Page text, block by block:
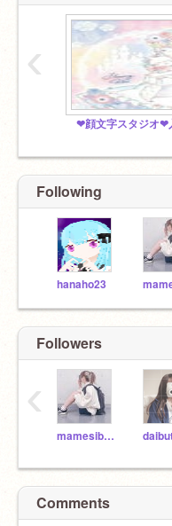
‹
Following
hanaho23
Followers
mamesiba_sibakenn
‹
Comments